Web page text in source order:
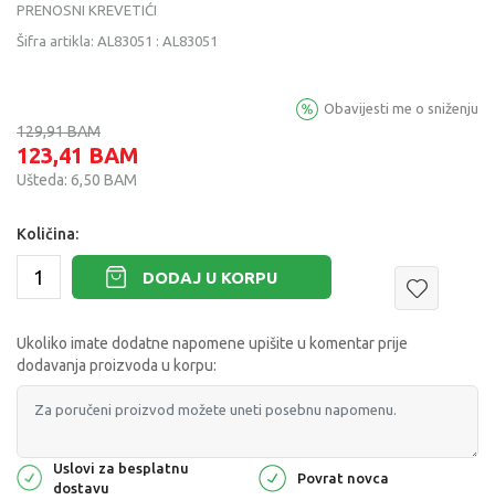
PRENOSNI KREVETIĆI
Šifra artikla: AL83051 : AL83051
129,91BAM
123,41 BAM
Ušteda: 6,50 BAM
Obavijesti me o sniženju
Količina:
DODAJ U KORPU
Ukoliko imate dodatne napomene upišite u komentar prije
dodavanja proizvoda u korpu:
Uslovi za besplatnu
dostavu
Povrat novca